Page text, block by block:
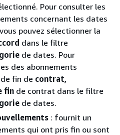
Pour consulter les
concernant les dates
pouvez sélectionner la
dans le filtre
de dates. Pour
des abonnements
fin de contrat,
fin de contrat dans le filtre
de dates.
: fournit un
qui ont pris fin ou sont